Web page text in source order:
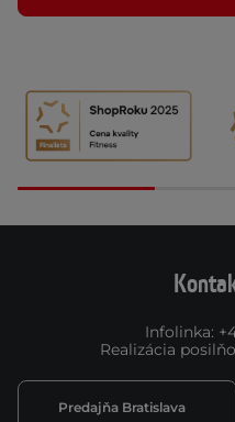
Infolinka:
Realizácia
Predajňa Bratislava